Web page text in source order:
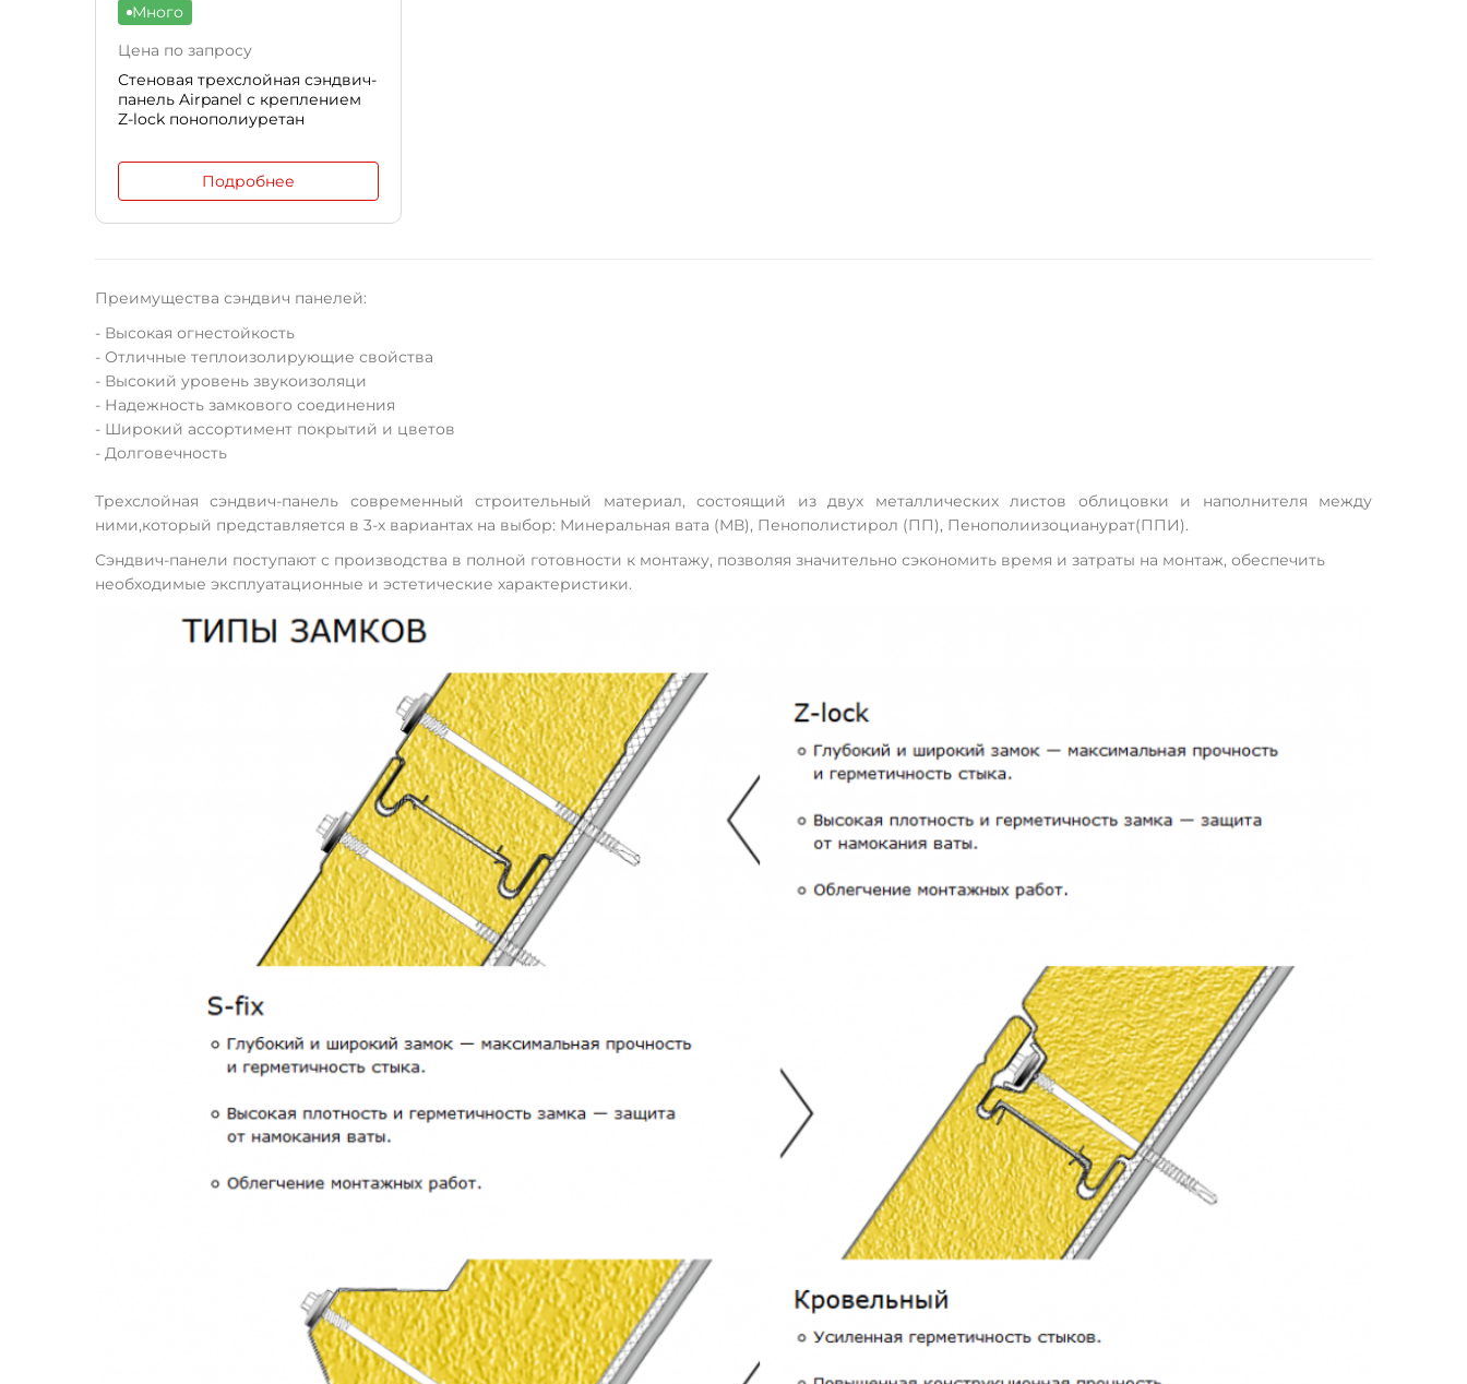
Много
Цена по запросу
Стеновая трехслойная сэндвич-
панель Airpanel c креплением
Z-lock понополиуретан
Подробнее
Преимущества сэндвич панелей:
- Высокая огнестойкость
- Отличные теплоизолирующие свойства
- Высокий уровень звукоизоляци
- Надежность замкового соединения
- Широкий ассортимент покрытий и цветов
- Долговечность
Трехслойная сэндвич-панель современный строительный материал, состоящий из двух металлических листов облицовки и наполнителя между
ними,который представляется в 3-х вариантах на выбор: Минеральная вата (МВ), Пенополистирол (ПП), Пенополиизоцианурат(ППИ).
Сэндвич-панели поступают с производства в полной готовности к монтажу, позволяя значительно сэкономить время и затраты на монтаж, обеспечить
необходимые эксплуатационные и эстетические характеристики.